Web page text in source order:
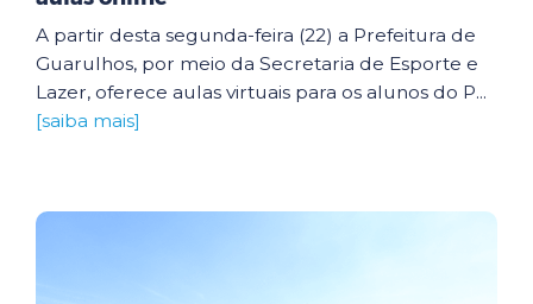
A partir desta segunda-feira (22) a Prefeitura de
Guarulhos, por meio da Secretaria de Esporte e
Lazer, oferece aulas virtuais para os alunos do P...
[saiba mais]